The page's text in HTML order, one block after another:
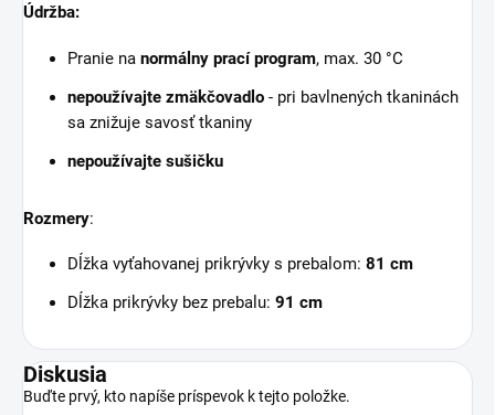
Údržba:
Pranie na normálny prací program, max. 30 °C
nepoužívajte zmäkčovadlo - pri bavlnených tkaninách
sa znižuje savosť tkaniny
nepoužívajte sušičku
Rozmery:
Dĺžka vyťahovanej prikrývky s prebalom: 81 cm
Dĺžka prikrývky bez prebalu: 91 cm
Diskusia
Buďte prvý, kto napíše príspevok k tejto položke.